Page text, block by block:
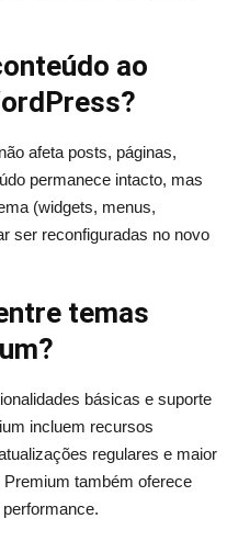
ao
afeta posts, páginas,
permanece intacto, mas
(widgets, menus,
ser reconfiguradas no novo
temas
básicas e suporte
incluem recursos
regulares e maior
também oferece